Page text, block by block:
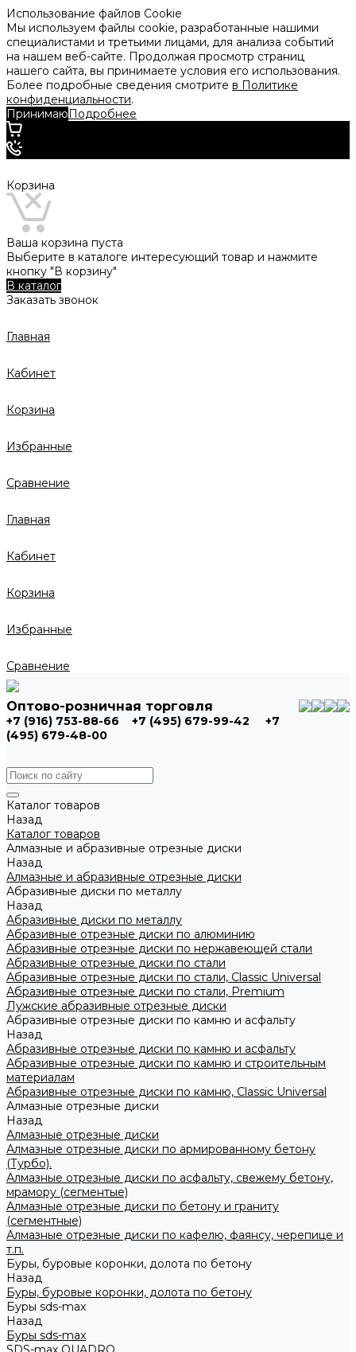
Использование файлов Cookie
Мы используем файлы cookie, разработанные нашими
специалистами и третьими лицами, для анализа событий
на нашем веб-сайте. Продолжая просмотр страниц
нашего сайта, вы принимаете условия его использования.
Более подробные сведения смотрите в Политике
конфиденциальности.
ПринимаюПодробнее
Корзина
Ваша корзина пуста
Выберите в каталоге интересующий товар и нажмите
кнопку "В корзину"
В каталог
Заказать звонок
Главная
Кабинет
Корзина
Избранные
Сравнение
Главная
Кабинет
Корзина
Избранные
Сравнение
Оптово-розничная торговля
+7 (916) 753-88-66 +7 (495) 679-99-42
+7
(495) 679-48-00
Каталог товаров
Назад
Каталог товаров
Алмазные и абразивные отрезные диски
Назад
Алмазные и абразивные отрезные диски
Абразивные диски по металлу
Назад
Абразивные диски по металлу
Абразивные отрезные диски по алюминию
Абразивные отрезные диски по нержавеющей стали
Абразивные отрезные диски по стали
Абразивные отрезные диски по стали, Classic Universal
Абразивные отрезные диски по стали, Premium
Лужские абразивные отрезные диски
Абразивные отрезные диски по камню и асфальту
Назад
Абразивные отрезные диски по камню и асфальту
Абразивные отрезные диски по камню и строительным
материалам
Абразивные отрезные диски по камню, Classic Universal
Алмазные отрезные диски
Назад
Алмазные отрезные диски
Алмазные отрезные диски по армированному бетону
(Турбо).
Алмазные отрезные диски по асфальту, свежему бетону,
мрамору (сегментые)
Алмазные отрезные диски по бетону и граниту
(сегментные)
Алмазные отрезные диски по кафелю, фаянсу, черепице и
т.п.
Буры, буровые коронки, долота по бетону
Назад
Буры, буровые коронки, долота по бетону
Буры sds-max
Назад
Буры sds-max